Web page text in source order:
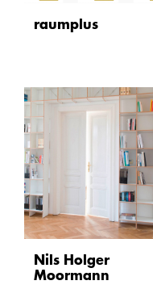
raumplus
Nils Holger
Moormann